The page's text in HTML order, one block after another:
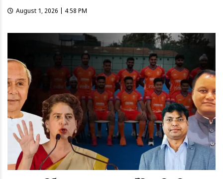
August 1, 2026 | 4:58 PM